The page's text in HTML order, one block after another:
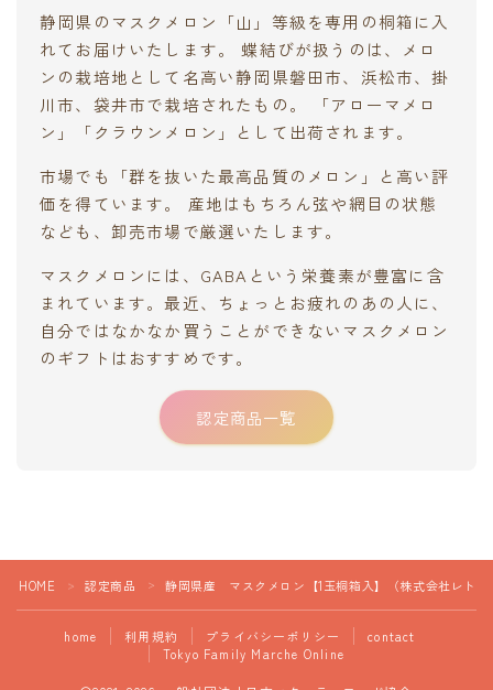
静岡県のマスクメロン「山」等級を専用の桐箱に入
れてお届けいたします。 蝶結びが扱うのは、メロ
ンの栽培地として名高い静岡県磐田市、浜松市、掛
川市、袋井市で栽培されたもの。 「アローマメロ
ン」「クラウンメロン」として出荷されます。
市場でも「群を抜いた最高品質のメロン」と高い評
価を得ています。 産地はもちろん弦や網目の状態
なども、卸売市場で厳選いたします。
マスクメロンには、GABAという栄養素が豊富に含
まれています。最近、ちょっとお疲れのあの人に、
自分ではなかなか買うことができないマスクメロン
のギフトはおすすめです。
認定商品一覧
HOME ＞ 認定商品 ＞ 静岡県産 マスクメロン【1玉桐箱入】（株式会社レトロ
home 利用規約 プライバシーポリシー
contact
Tokyo Family Marche Online